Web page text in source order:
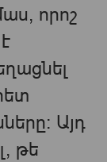
որոշ
Այդ
թե